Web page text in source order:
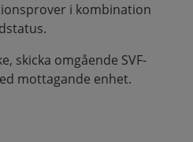
i kombination
skicka omgående SVF-
mottagande enhet.